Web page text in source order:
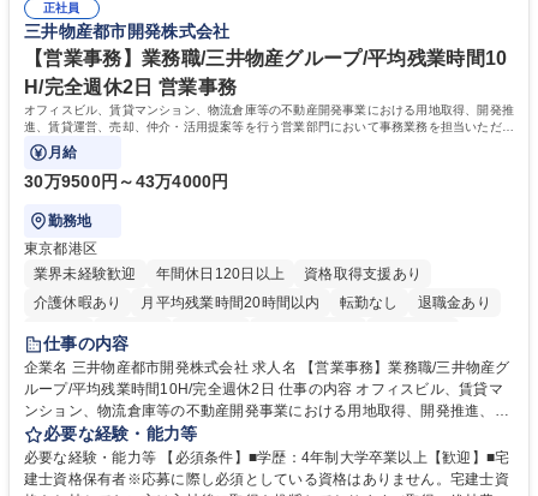
ルプロデュースしているため、商品に関わる全ての業務をサポート頂きま
す。 募集職種 東京都中央区【営業事務・貿易事務】食品商社/残業少なめ/
リモート等相談可
の強み】1991年の設立以来、外食産業を中心としたお客様の多様なニー
ズに沿った冷凍水産物等の生産・輸入・販売を一貫して手掛けています。
自社工場と海外拠点の強固な連携によるワンストップサービスが最大の強
みです。 学歴・資格 学歴：大学院 大学 語学力：英語 資格：
正社員
三井物産都市開発株式会社
【営業事務】業務職/三井物産グループ/平均残業時間10
H/完全週休2日 営業事務
オフィスビル、賃貸マンション、物流倉庫等の不動産開発事業における用地取得、開発推
進、賃貸運営、売却、仲介・活用提案等を行う営業部門において事務業務を担当いただき
ます。
月給
30万9500円～43万4000円
勤務地
東京都港区
業界未経験歓迎
年間休日120日以上
資格取得支援あり
介護休暇あり
月平均残業時間20時間以内 転勤なし
退職金あり
在宅OK
賞与あり
駅近5分以内
土日祝休み 寮・社宅あり
仕事の内容
企業名 三井物産都市開発株式会社 求人名 【営業事務】業務職/三井物産グ
ループ/平均残業時間10H/完全週休2日 仕事の内容 オフィスビル、賃貸マ
ンション、物流倉庫等の不動産開発事業における用地取得、開発推進、賃
貸運営、売却、仲介・活用提案等を行う営業部門において事務業務を担当
いただきます。 【詳細】・契約書管理、契約書製本、捺印対応、ファイリ
ング、登記簿取得、調書取得・支払業務（各種費用支払、支払管理、請
必要な経験・能力等
必要な経験・能力等 【必須条件】■学歴：4年制大学卒業以上【歓迎】■宅
建士資格保有者※応募に際し必須としている資格はありません。宅建士資